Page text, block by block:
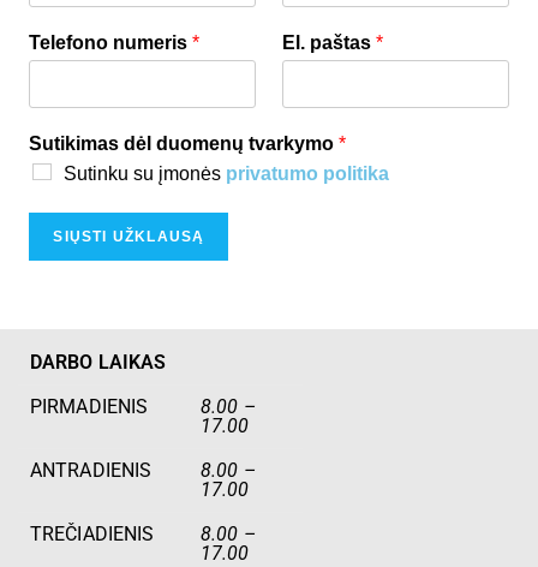
Telefono numeris* El. paštas *
Sutikimas dėl duomenų tvarkymo*
Sutinku su įmonės privatumo politika
SIŲSTI UŽKLAUSĄ
DARBO LAIKAS
PIRMADIENIS
8.00 –
17.00
ANTRADIENIS
8.00 –
17.00
TREČIADIENIS
8.00 –
17.00